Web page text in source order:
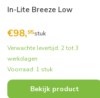
In-Lite Breeze Low
€98,95stuk
Verwachte levertijd: 2 tot 3
werkdagen
Voorraad: 1 stuk
Bekijk product